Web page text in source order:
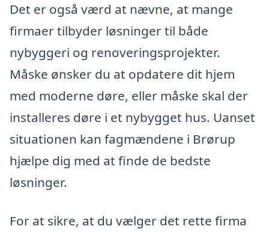
Det er også værd at nævne, at mange
firmaer tilbyder løsninger til både
nybyggeri og renoveringsprojekter.
Måske ønsker du at opdatere dit hjem
med moderne døre, eller måske skal der
installeres døre i et nybygget hus. Uanset
situationen kan fagmændene i Brørup
hjælpe dig med at finde de bedste
løsninger.
For at sikre, at du vælger det rette firma